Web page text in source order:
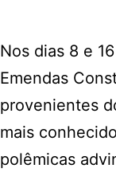
Nos dias 8 e
Emendas
provenientes
mais
polêmicas